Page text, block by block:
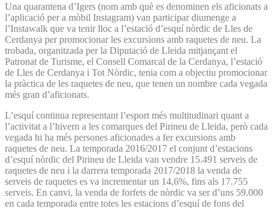
Una quarantena d’Igers (nom amb què es denominen els aficionats a
l’aplicació per a mòbil Instagram) van participar diumenge a
l’Instawalk que va tenir lloc a l’estació d’esquí nòrdic de Lles de
Cerdanya per promocionar les excursions amb raquetes de neu. La
trobada, organitzada per la Diputació de Lleida mitjançant el
Patronat de Turisme, el Consell Comarcal de la Cerdanya, l’estació
de Lles de Cerdanya i Tot Nòrdic, tenia com a objectiu promocionar
la pràctica de les raquetes de neu, que tenen un nombre cada vegada
més gran d’aficionats.
L’esquí continua representant l’esport més multitudinari quant a
l’activitat a l’hivern a les comarques del Pirineu de Lleida, però cada
vegada hi ha més persones aficionades a fer excursions amb
raquetes de neu. La temporada 2016/2017 el conjunt d’estacions
d’esquí nòrdic del Pirineu de Lleida van vendre 15.491 serveis de
raquetes de neu i la darrera temporada 2017/2018 la venda de
serveis de raquetes es va incrementar un 14,6%, fins als 17.755
serveis. En canvi, la venda de forfets de nòrdic va ser d’uns 59.000
en cada temporada entre totes les estacions d’esquí de fons del